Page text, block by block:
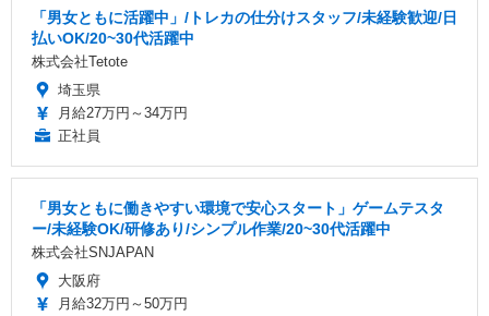
「男女ともに活躍中」/トレカの仕分けスタッフ/未経験歓迎/日
払いOK/20~30代活躍中
株式会社Tetote
埼玉県
月給27万円～34万円
正社員
「男女ともに働きやすい環境で安心スタート」ゲームテスタ
ー/未経験OK/研修あり/シンプル作業/20~30代活躍中
株式会社SNJAPAN
大阪府
月給32万円～50万円